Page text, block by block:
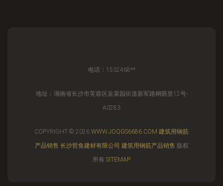
电话：1532468**
地址：湖南省长沙市芙蓉区韭菜园街道新军路桐荫里12号-
A0283
COPYRIGHT © 2026 WWW.JOQGS6686.COM 建筑用钢筋
产品销售 长沙哲鱼建材有限公司 建筑用钢筋产品销售 版权
所有 SITEMAP